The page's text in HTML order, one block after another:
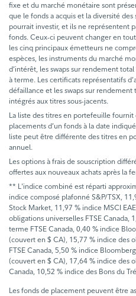
fixe et du marché monétaire sont
que le fonds a acquis et la diversité
pourrait investir, et ils ne représentent
fonds. Ceux-ci peuvent changer en
les cinq principaux émetteurs ne
espèces, les instruments du marché
d’intérêt, les swaps sur rendement
à terme. Les certificats représentatifs
défaillance et les swaps sur
intégrés aux titres sous-jacents.
La liste des titres en portefeuille fournit
placements d’un fonds à la date
liste peut être différente des titres en
annuel.
Les options à frais de souscription
offertes aux nouveaux achats après la
** L'indice combiné est réparti
indice composé plafonné S&P/TSX,
Stock Market, 11,97 % indice MSCI
obligations universelles FTSE Canada,
terme FTSE Canada, 0,40 % indice
(couvert en $ CA), 15,77 % indice des
FTSE Canada, 5,50 % indice
(couvert en $ CA), 17,64 % indice des
Canada, 10,52 % indice des Bons du
Les fonds de placement peuvent être